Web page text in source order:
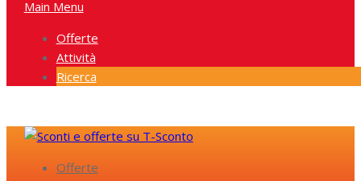
Main Menu
Offerte
Attività
Ricerca
Offerte